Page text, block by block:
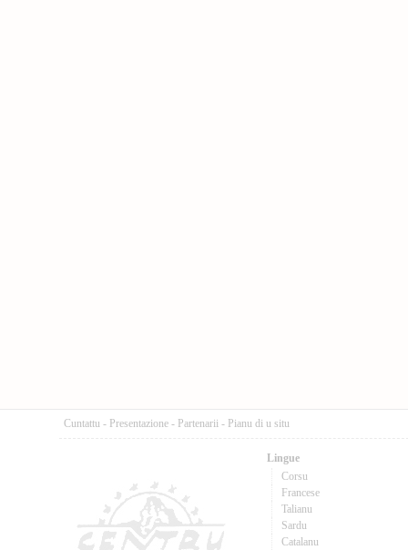
Cuntattu - Presentazione - Partenarii - Pianu di u situ
Lingue
Corsu
Francese
Talianu
Sardu
Catalanu